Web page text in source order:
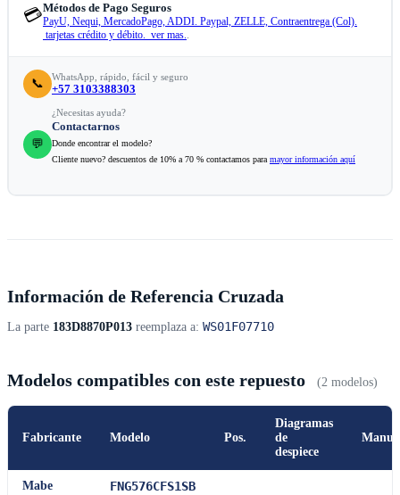
💳Métodos de Pago Seguros
PayU, Nequi, MercadoPago, ADDI. Paypal, ZELLE, Contraentrega (Col).
tarjetas crédito y débito. ver mas..
📞 WhatsApp, rápido, fácil y seguro
+57 3103388303
💬
¿Necesitas ayuda?
Contactarnos
Donde encontrar el modelo?
Cliente nuevo? descuentos de 10% a 70 % contactamos para mayor información aquí
Información de Referencia Cruzada
La parte 183D8870P013 reemplaza a: WS01F07710
Modelos compatibles con este repuesto (2 modelos)
Fabricante Modelo Pos.
Diagramas
de
despiece
Mabe FNG576CFS1SB